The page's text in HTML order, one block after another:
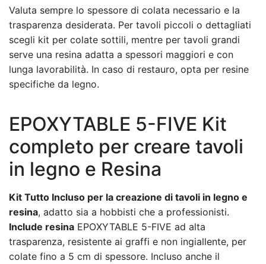
Valuta sempre lo spessore di colata necessario e la
trasparenza desiderata. Per tavoli piccoli o dettagliati
scegli kit per colate sottili, mentre per tavoli grandi
serve una resina adatta a spessori maggiori e con
lunga lavorabilità. In caso di restauro, opta per resine
specifiche da legno.
EPOXYTABLE 5-FIVE Kit
completo per creare tavoli
in legno e Resina
Kit Tutto Incluso per la creazione di tavoli in legno e
resina, adatto sia a hobbisti che a professionisti.
Include resina EPOXYTABLE 5-FIVE ad alta
trasparenza, resistente ai graffi e non ingiallente, per
colate fino a 5 cm di spessore. Incluso anche il